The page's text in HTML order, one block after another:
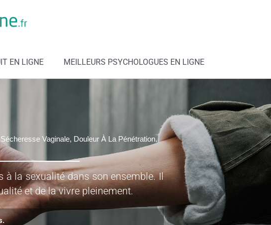
EN LIGNE MEILLEURS PSYCHOLOGUES EN LIGNE
Vaginale, Douleur À La Pénétration,
la sexualité dans son ensemble. Il
et de la vivre pleinement.